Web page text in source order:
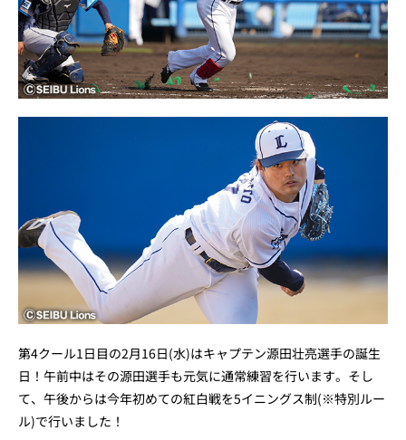
第4クール1日目の2月16日(水)はキャプテン源田壮亮選手の誕生
日！午前中はその源田選手も元気に通常練習を行います。そし
て、午後からは今年初めての紅白戦を5イニングス制(※特別ルー
ル)で行いました！